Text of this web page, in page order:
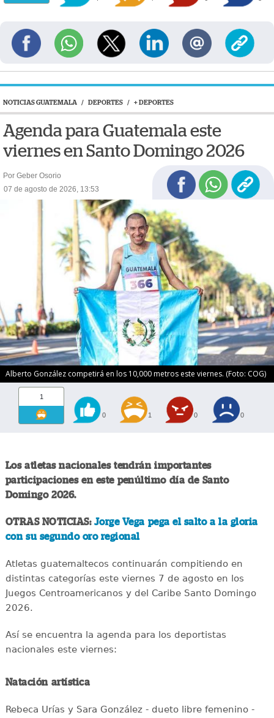
NOTICIAS GUATEMALA / DEPORTES / + DEPORTES
Agenda para Guatemala este
viernes en Santo Domingo 2026
Por Geber Osorio
07 de agosto de 2026, 13:53
Alberto González competirá en los 10,000 metros este viernes. (Foto: COG)
1
0 1 0 0
Los atletas nacionales tendrán importantes
participaciones en este penúltimo día de Santo
Domingo 2026.
OTRAS NOTICIAS: Jorge Vega pega el salto a la gloria
con su segundo oro regional
Atletas guatemaltecos continuarán compitiendo en
distintas categorías este viernes 7 de agosto en los
Juegos Centroamericanos y del Caribe Santo Domingo
2026.
Así se encuentra la agenda para los deportistas
nacionales este viernes:
Natación artística
Rebeca Urías y Sara González - dueto libre femenino -